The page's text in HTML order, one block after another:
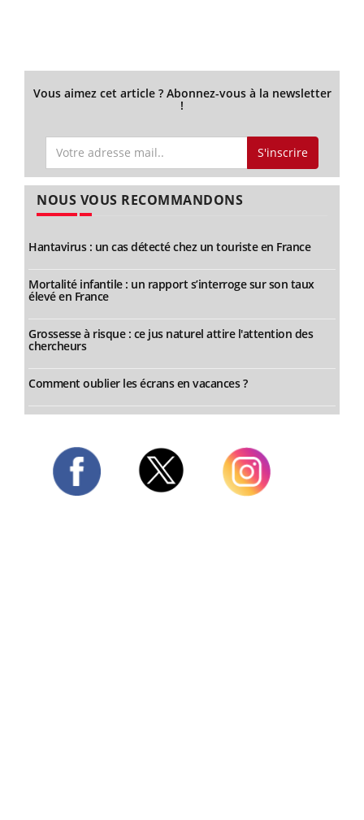
Vous aimez cet article ? Abonnez-vous à la newsletter
!
S'inscrire
NOUS VOUS RECOMMANDONS
Hantavirus : un cas détecté chez un touriste en France
Mortalité infantile : un rapport s’interroge sur son taux
élevé en France
Grossesse à risque : ce jus naturel attire l'attention des
chercheurs
Comment oublier les écrans en vacances ?